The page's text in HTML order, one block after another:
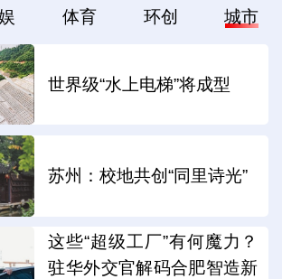
体育 环创 城市
世界级“水上电梯”将成型
苏州：校地共创“同里诗光”
这些“超级工厂”有何魔力？
驻华外交官解码合肥智造新